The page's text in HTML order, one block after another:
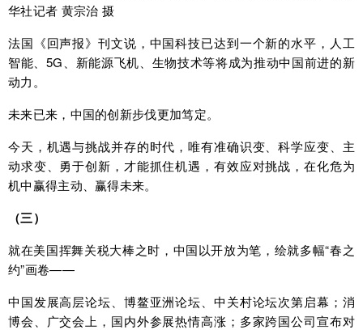
华社记者 黄宗治 摄
法国《回声报》刊文说，中国科技已达到一个新的水平，人工
智能、5G、新能源飞机、生物技术等将成为推动中国前进的新
动力。
未来已来，中国的创新步伐更加笃定。
今天，机遇与挑战并存的时代，唯有准确识变、科学应变、主
动求变、勇于创新，才能抓住机遇，有效应对挑战，在化危为
机中赢得主动、赢得未来。
（三）
就在美国挥舞关税大棒之时，中国以开放为笔，绘就多幅“春之
约”画卷——
中国发展高层论坛、博鳌亚洲论坛、中关村论坛次第启幕；消
博会、广交会上，国内外参展热情高涨；多家跨国公司宣布对